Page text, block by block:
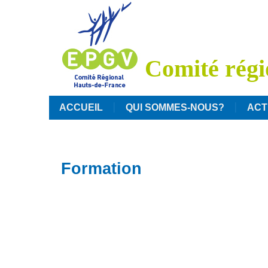
Comité
ACCUEIL QUI SOMMES-NOUS?
Formation